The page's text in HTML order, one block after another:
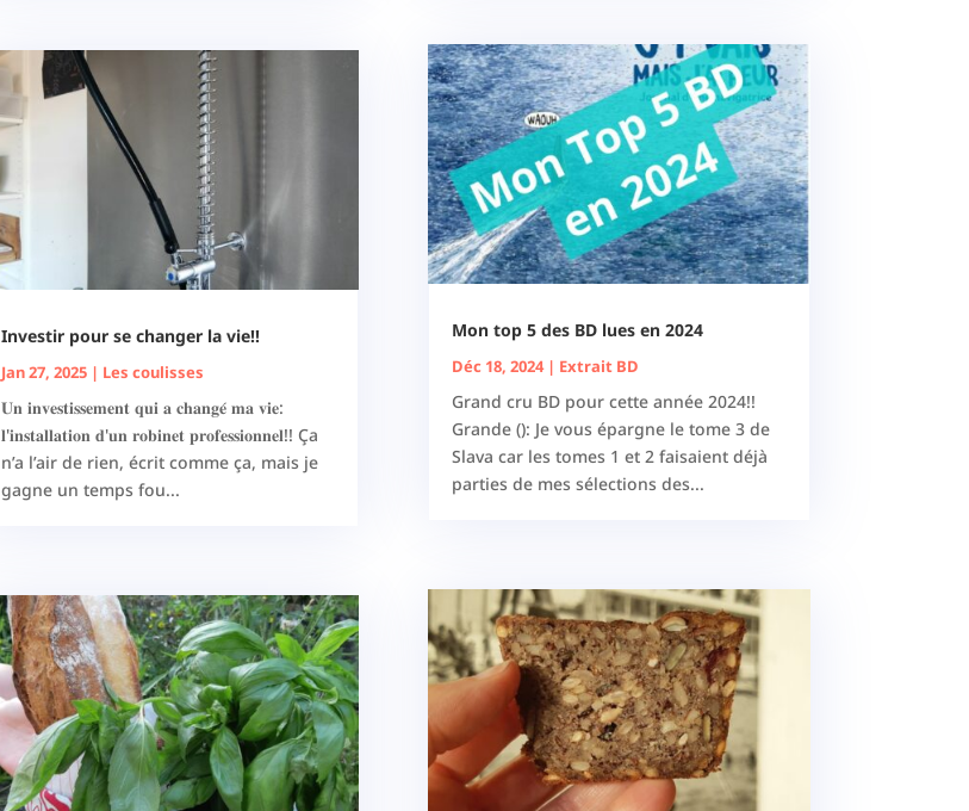
Investir pour se changer la vie!!
Jan 27, 2025| Les coulisses
𝐔𝐧 𝐢𝐧𝐯𝐞𝐬𝐭𝐢𝐬𝐬𝐞𝐦𝐞𝐧𝐭 𝐪𝐮𝐢 𝐚 𝐜𝐡𝐚𝐧𝐠𝐞́ 𝐦𝐚 𝐯𝐢𝐞:
𝐥'𝐢𝐧𝐬𝐭𝐚𝐥𝐥𝐚𝐭𝐢𝐨𝐧 𝐝'𝐮𝐧 𝐫𝐨𝐛𝐢𝐧𝐞𝐭 𝐩𝐫𝐨𝐟𝐞𝐬𝐬𝐢𝐨𝐧𝐧𝐞𝐥!! Ça
n’a l’air de rien, écrit comme ça, mais je
gagne un temps fou...
Mon top 5 des BD lues en 2024
Déc 18, 2024| Extrait BD
Grand cru BD pour cette année 2024!!
Grande (): Je vous épargne le tome 3 de
Slava car les tomes 1 et 2 faisaient déjà
parties de mes sélections des...